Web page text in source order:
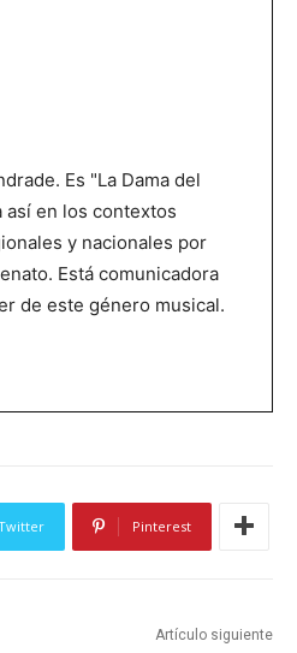
Es "La Dama del
así en los contextos
y nacionales por
Está comunicadora
de este género musical.
Pinterest
Artículo siguiente